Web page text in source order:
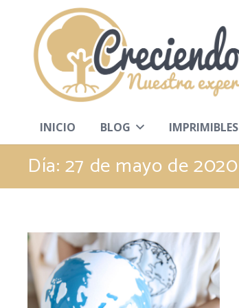
INICIO BLOG IMPRIMIBLES
Día:27 de mayo de 2020